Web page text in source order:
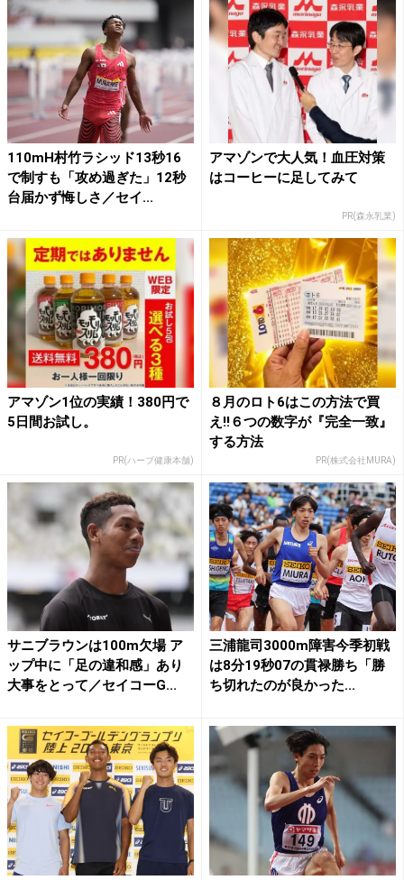
110mH村竹ラシッド13秒16
で制すも「攻め過ぎた」12秒
台届かず悔しさ／セイ...
アマゾンで大人気！血圧対策
はコーヒーに足してみて
PR(森永乳業)
アマゾン1位の実績！380円で
5日間お試し。
PR(ハーブ健康本舗)
８月のロト6はこの方法で買
え!!６つの数字が『完全一致』
する方法
PR(株式会社MURA)
サニブラウンは100m欠場 ア
ップ中に「足の違和感」あり
大事をとって／セイコーG...
三浦龍司3000m障害今季初戦
は8分19秒07の貫禄勝ち「勝
ち切れたのが良かった...